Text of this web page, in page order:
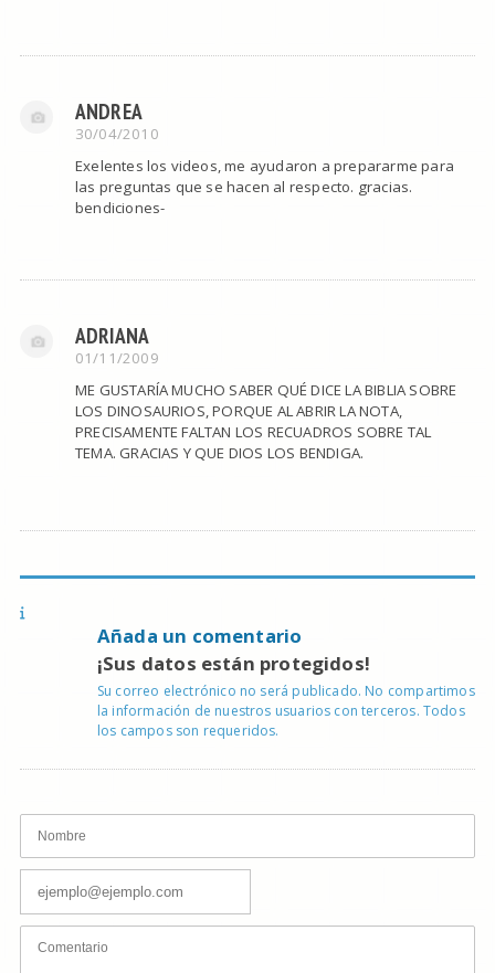
ANDREA
30/04/2010
Exelentes los videos, me ayudaron a prepararme para
las preguntas que se hacen al respecto. gracias.
bendiciones-
ADRIANA
01/11/2009
ME GUSTARÍA MUCHO SABER QUÉ DICE LA BIBLIA SOBRE
LOS DINOSAURIOS, PORQUE AL ABRIR LA NOTA,
PRECISAMENTE FALTAN LOS RECUADROS SOBRE TAL
TEMA. GRACIAS Y QUE DIOS LOS BENDIGA.
Añada un comentario
¡Sus datos están protegidos!
Su correo electrónico no será publicado. No compartimos
la información de nuestros usuarios con terceros. Todos
los campos son requeridos.